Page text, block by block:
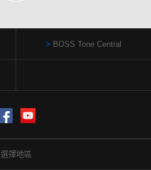
BOSS Tone Central
FacebookYouTube
選擇地區